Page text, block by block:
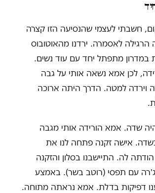
חשבתי לעצמי שהנסיעה הזו קצרה
הרגילה לאסמרה. ירדנו מהאוטובוס
במדרון מתפתל יחד עם עוד נשים.
לכן אמא נשאה אותי על גבה
וירדה למטה. הדרך היתה ארוכה
שדה. אמא הורידה אותי מגבה
בשדה. אישה זקנה פתחה לנו את
לה. התיישבנו בסלון והזקנה
עם תפסי (רוטב בשר). באמצע
דפיקות בדלת. אמא נראתה מתוחה.